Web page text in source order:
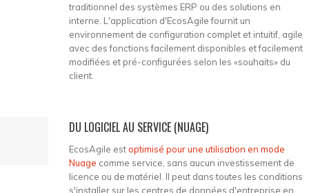
traditionnel des systèmes ERP ou des solutions en
interne. L'application d'EcosAgile fournit un
environnement de configuration complet et intuitif, agile
avec des fonctions facilement disponibles et facilement
modifiées et pré-configurées selon les «souhaits» du
client.
DU LOGICIEL AU SERVICE (NUAGE)
EcosAgile estoptimisé pour une utilisation en mode
Nuage comme service, sans aucun investissement de
licence ou de matériel. Il peut dans toutes les conditions
s'installer sur les centres de données d'entreprise en